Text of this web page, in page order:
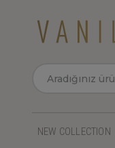
NEW COLLECTION